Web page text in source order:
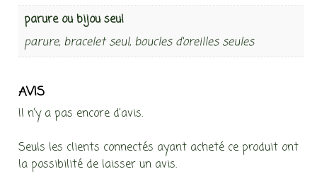
parure ou bijou seul
parure, bracelet seul, boucles d'oreilles seules
AVIS
Il n’y a pas encore d’avis.
Seuls les clients connectés ayant acheté ce produit ont
la possibilité de laisser un avis.